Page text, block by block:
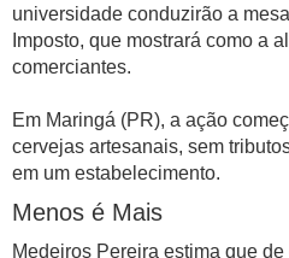
universidade conduzirão a
Imposto, que mostrará como a
comerciantes.
Em Maringá (PR), a ação
cervejas artesanais, sem
em um estabelecimento.
Menos é Mais
Medeiros Pereira estima que